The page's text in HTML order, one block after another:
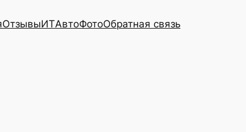
ОтзывыИТАвтоФотоОбратная связь